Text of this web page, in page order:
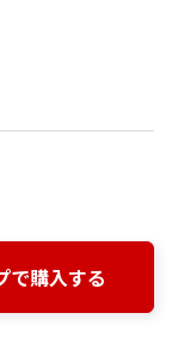
で購入する